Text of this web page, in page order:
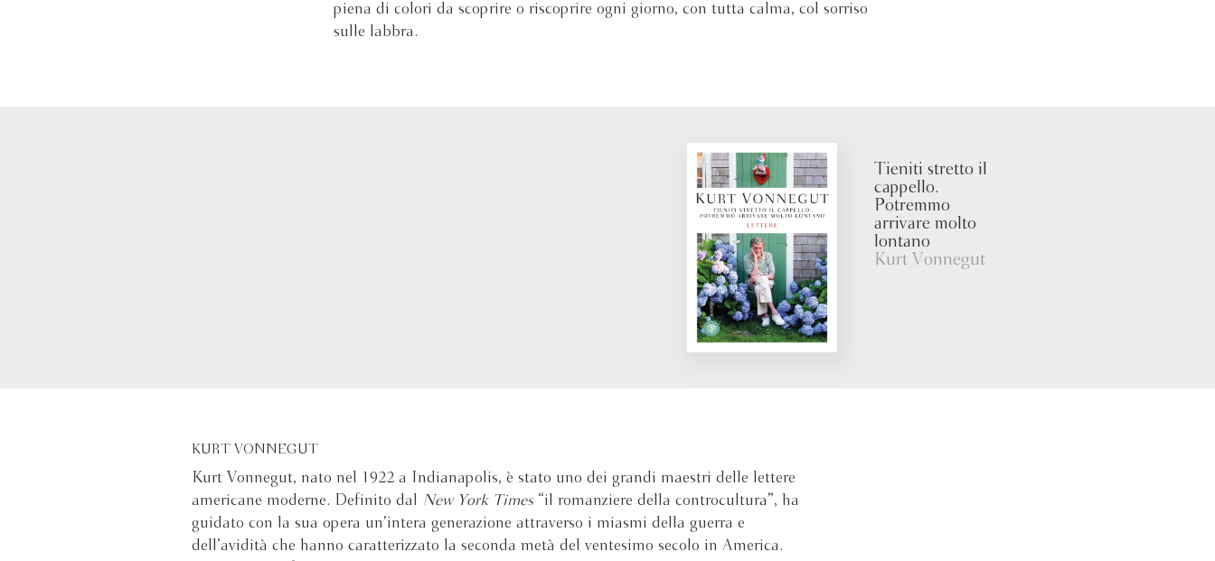
piena di colori da scoprire o riscoprire ogni giorno, con tutta calma, col sorriso
sulle labbra.
Tieniti stretto il
cappello.
Potremmo
arrivare molto
lontano
Kurt Vonnegut
KURT VONNEGUT
Kurt Vonnegut, nato nel 1922 a Indianapolis, è stato uno dei grandi maestri delle lettere
americane moderne. Definito dal
New York Times“il romanziere della controcultura”, ha
guidato con la sua opera un’intera generazione attraverso i miasmi della guerra e
dell’avidità che hanno caratterizzato la seconda metà del ventesimo secolo in America.